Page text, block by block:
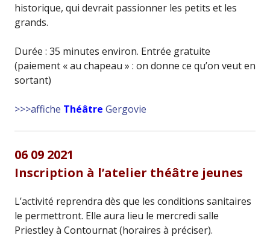
historique, qui devrait passionner les petits et les
grands.
Durée : 35 minutes environ. Entrée gratuite
(paiement « au chapeau » : on donne ce qu’on veut en
sortant)
>>>affiche Théâtre Gergovie
06 09 2021
Inscription à l’atelier théâtre jeunes
L’activité reprendra dès que les conditions sanitaires
le permettront. Elle aura lieu le mercredi salle
Priestley à Contournat (horaires à préciser).